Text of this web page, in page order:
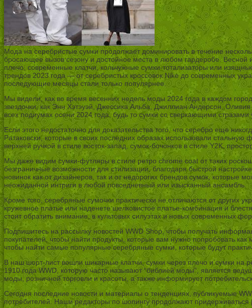
Мода на серебристые сумки продолжает доминировать в течение
бросающее вызов сезону и достойное места в любом гардеробе. Весной
плечо, современные клатчи, кольчужные сумки-тотализаторы или
трендов 2023 года — от серебристых кроссовок Nike до современных
последующие месяцы стали только популярнее.
Мы видели, как во время весенних недель моды 2024 года в каждом
звездочки, как Энн Хэтэуэй, Джессика Альба, Джиллиан Андерсон,
всех подиумах осени 2024 года, будь то сумки со сверкающими
Если этого недостаточно для доказательства того, что серебро еще
Ратаковски, которые в своих последних образах использовали
верхней ручкой в стиле восток-запад, сумок-бочонков в стиле Y2K,
Мы даже видим сумки-футляры в стиле ретро chrome coat от таких
безграничные возможности для стилизации, благодаря быстрой
новинок как от дизайнеров, так и от недорогих брендов сумок, которые
неожиданной интриги в любой повседневный или изысканный ансамбль.
Кроме того, серебряные сумочки практически не отличаются от
кружевное платье или наденете шелковистое платье-комбинация и
стоит обратить внимание, в культовых силуэтах и новых современных
Подпишитесь на рассылку новостей WWD Shop, чтобы получать
покупателей, чтобы найти продукты, которые вам нужно попробовать
чтобы найти самые популярные серебряные сумки, которые будут
В наш шорт-лист вошли шикарные клатчи, сумки через плечо и сумки на
1910 года WWD, которую часто называют “библией моды”, является
моды, розничной торговли и красоты, а также информирует
Сегодня последние новости и материалы о тенденциях, публикуемые
потребителей. Наши редакторы по шопингу продолжают